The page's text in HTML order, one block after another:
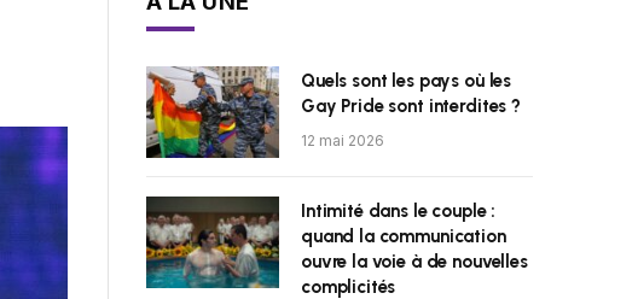
Quels sont les pays où les
Gay Pride sont interdites ?
12 mai 2026
Intimité dans le couple :
quand la communication
ouvre la voie à de nouvelles
complicités